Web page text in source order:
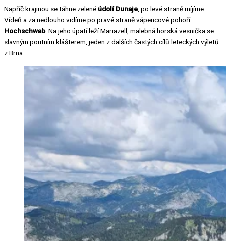
Napříč krajinou se táhne zelené údolí Dunaje , po levé straně míjíme
Vídeň a za nedlouho vidíme po pravé straně vápencové pohoří
Hochschwab. Na jeho úpatí leží Mariazell, malebná horská vesnička se
slavným poutním klášterem, jeden z dalších častých cílů leteckých výletů
z Brna.